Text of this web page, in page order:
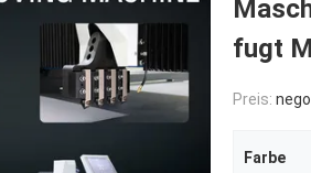
fugt
Preis:
Farbe